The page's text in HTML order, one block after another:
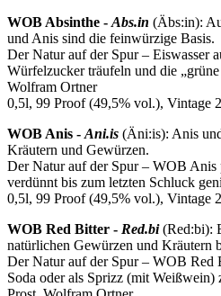
WOB Absinthe - Abs.in (Äbs:in):
und Anis sind die feinwürzige Basis.
Der Natur auf der Spur – Eiswasser
Würfelzucker träufeln und die „grüne
Wolfram Ortner
0,5l, 99 Proof (49,5% vol.), Vintage
WOB Anis - Ani.is (Äni:is): Anis
Kräutern und Gewürzen.
Der Natur auf der Spur – WOB Anis
verdünnt bis zum letzten Schluck
0,5l, 99 Proof (49,5% vol.), Vintage
WOB Red Bitter - Red.bi(Red:bi):
natürlichen Gewürzen und Kräutern
Der Natur auf der Spur – WOB Red
Soda oder als Sprizz (mit Weißwein)